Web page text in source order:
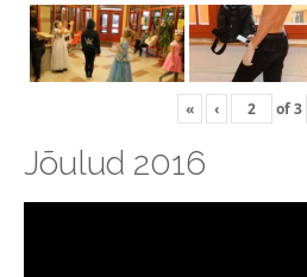
« ‹ of3
Jõulud 2016